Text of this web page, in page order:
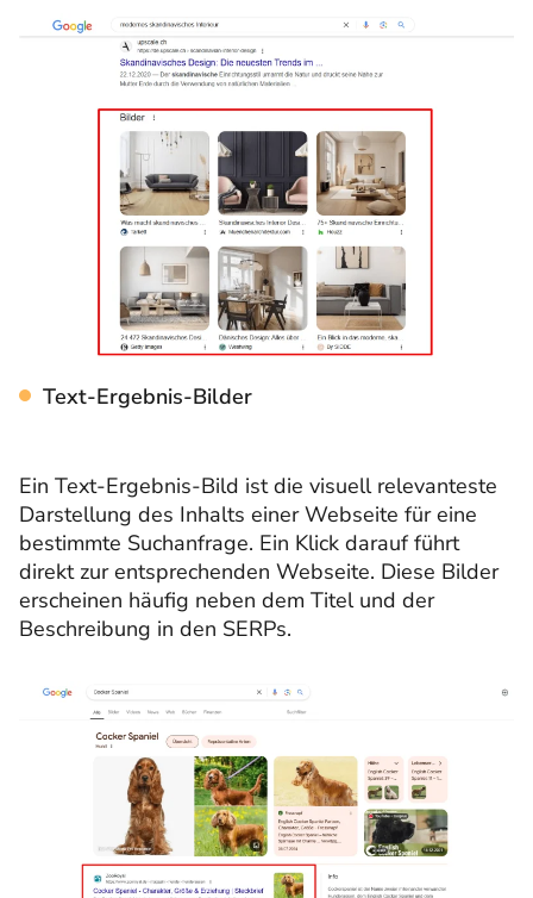
Text-Ergebnis-Bilder
Ein Text-Ergebnis-Bild ist die visuell relevanteste
Darstellung des Inhalts einer Webseite für eine
bestimmte Suchanfrage. Ein Klick darauf führt
direkt zur entsprechenden Webseite. Diese Bilder
erscheinen häufig neben dem Titel und der
Beschreibung in den SERPs.